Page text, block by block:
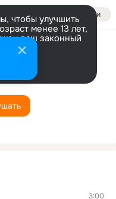
Войти
чтобы улучшить
менее 13 лет,
ваш законный
3:00